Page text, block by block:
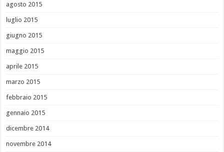
agosto 2015
luglio 2015
giugno 2015
maggio 2015
aprile 2015
marzo 2015
febbraio 2015
gennaio 2015
dicembre 2014
novembre 2014